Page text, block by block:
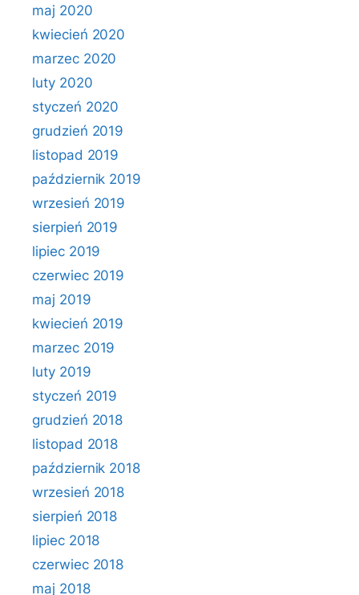
maj 2020
kwiecień 2020
marzec 2020
luty 2020
styczeń 2020
grudzień 2019
listopad 2019
październik 2019
wrzesień 2019
sierpień 2019
lipiec 2019
czerwiec 2019
maj 2019
kwiecień 2019
marzec 2019
luty 2019
styczeń 2019
grudzień 2018
listopad 2018
październik 2018
wrzesień 2018
sierpień 2018
lipiec 2018
czerwiec 2018
maj 2018